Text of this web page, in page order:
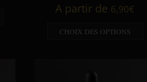
A partir de 6,90€
CHOIX DES OPTIONS